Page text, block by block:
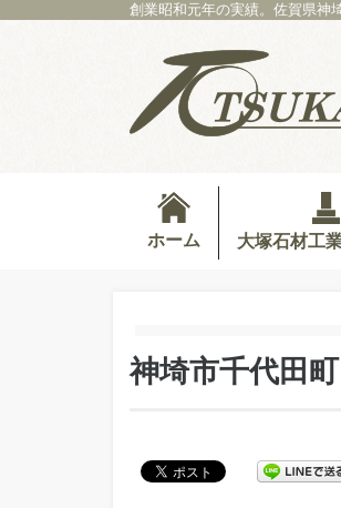
創業昭和元年の実績。佐賀県神
ホーム 大塚石材工
神埼市千代田